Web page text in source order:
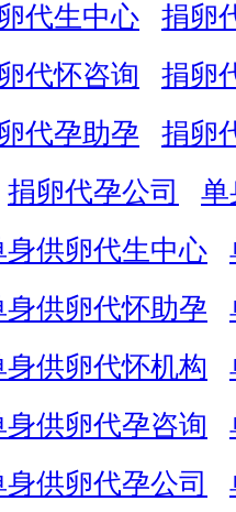
代生中心
捐卵
代怀咨询
捐卵
代孕助孕
捐卵
捐卵代孕公司
单
身供卵代生中心
身供卵代怀助孕
身供卵代怀机构
身供卵代孕咨询
身供卵代孕公司